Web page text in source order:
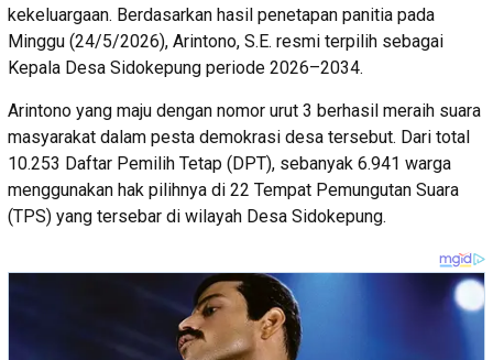
kekeluargaan. Berdasarkan hasil penetapan panitia pada
Minggu (24/5/2026), Arintono, S.E. resmi terpilih sebagai
Kepala Desa Sidokepung periode 2026–2034.
Arintono yang maju dengan nomor urut 3 berhasil meraih suara
masyarakat dalam pesta demokrasi desa tersebut. Dari total
10.253 Daftar Pemilih Tetap (DPT), sebanyak 6.941 warga
menggunakan hak pilihnya di 22 Tempat Pemungutan Suara
(TPS) yang tersebar di wilayah Desa Sidokepung.